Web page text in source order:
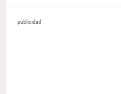
publicidad